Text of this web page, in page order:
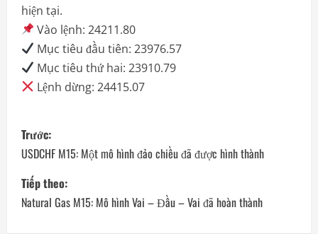
hiện tại.
Vào lệnh: 24211.80
Mục tiêu đầu tiên: 23976.57
Mục tiêu thứ hai: 23910.79
Lệnh dừng: 24415.07
P
o
s
t
Trước:
USDCHF M15: Một mô hình đảo chiều đã được hình thành
Tiếp theo:
Natural Gas M15: Mô hình Vai – Đầu – Vai đã hoàn thành